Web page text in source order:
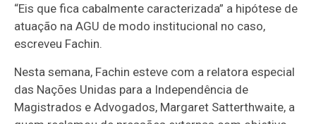
“Eis que fica cabalmente caracterizada” a hipótese de
atuação na AGU de modo institucional no caso,
escreveu Fachin.
Nesta semana, Fachin esteve com a relatora especial
das Nações Unidas para a Independência de
Magistrados e Advogados, Margaret Satterthwaite, a